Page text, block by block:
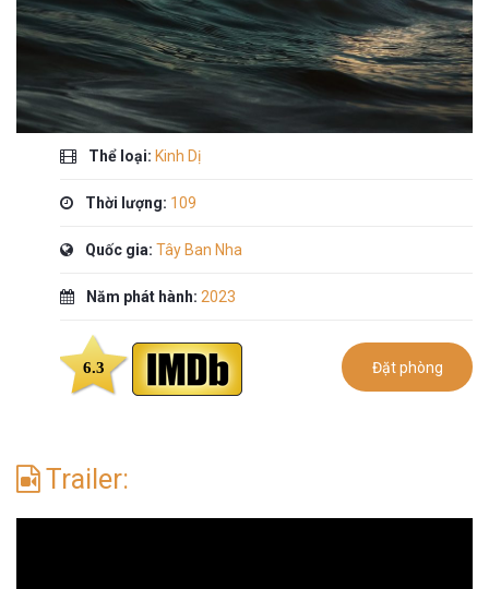
Thể loại: Kinh Dị
Thời lượng: 109
Quốc gia: Tây Ban Nha
Năm phát hành: 2023
6.3 Đặt phòng
Trailer: